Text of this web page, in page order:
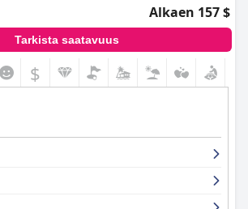
Alkaen 157 $
Tarkista saatavuus
$